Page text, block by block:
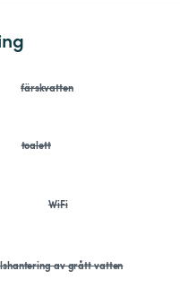
färskvatten
toalett
WiFi
av grått vatten